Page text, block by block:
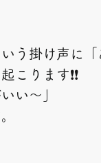
掛け声に「
こります❗❗
い～」